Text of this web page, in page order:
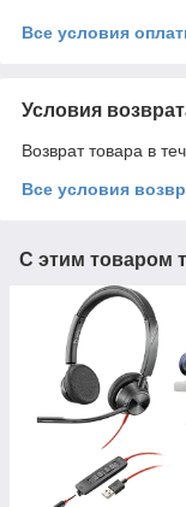
Все условия
Условия
Возврат товара в
Все условия
С этим товаром